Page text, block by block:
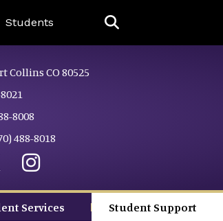
Students
Collins CO 80525
8008
488-8018
Services Student Support